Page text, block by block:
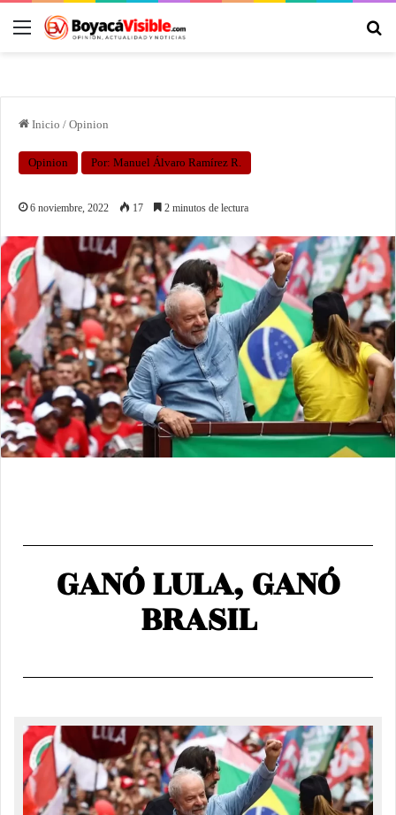
Inicio / Opinion
Opinion Por: Manuel Álvaro Ramírez R.
6 noviembre, 2022 17 2 minutos de lectura
GANÓ LULA, GANÓ
BRASIL